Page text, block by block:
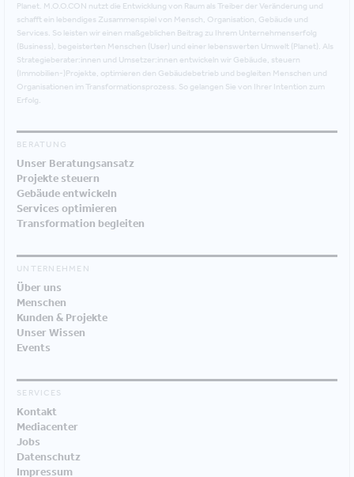
Planet. M.O.O.CON nutzt die Entwicklung von Raum als Treiber der Veränderung und
schafft ein lebendiges Zusammenspiel von Mensch, Organisation, Gebäude und
Services. So leisten wir einen maßgeblichen Beitrag zu Ihrem Unternehmenserfolg
(Business), begeisterten Menschen (User) und einer lebenswerten Umwelt (Planet). Als
Strategieberater:innen und Umsetzer:innen entwickeln wir Gebäude, steuern
(Immobilien-)Projekte, optimieren den Gebäudebetrieb und begleiten Menschen und
Organisationen im Transformationsprozess. So gelangen Sie von Ihrer Intention zum
Erfolg.
BERATUNG
Unser Beratungsansatz
Projekte steuern
Gebäude entwickeln
Services optimieren
Transformation begleiten
UNTERNEHMEN
Über uns
Menschen
Kunden & Projekte
Unser Wissen
Events
SERVICES
Kontakt
Mediacenter
Jobs
Datenschutz
Impressum